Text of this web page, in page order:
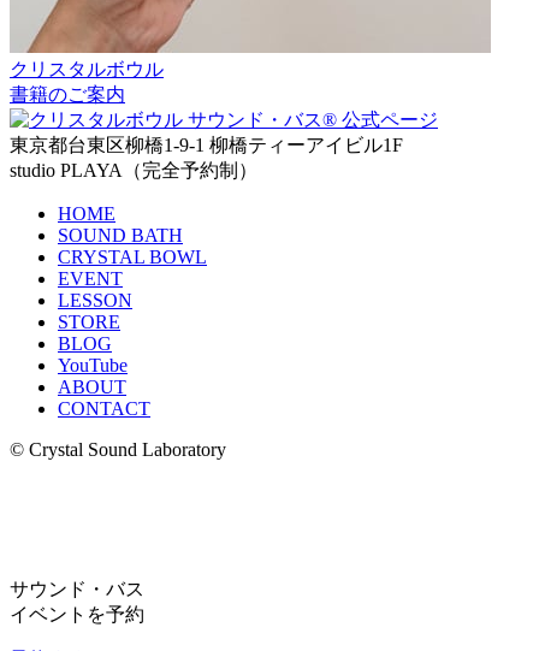
クリスタルボウル
書籍のご案内
東京都台東区柳橋1-9-1 柳橋ティーアイビル1F
studio PLAYA（完全予約制）
HOME
SOUND BATH
CRYSTAL BOWL
EVENT
LESSON
STORE
BLOG
YouTube
ABOUT
CONTACT
© Crystal Sound Laboratory
サウンド・バス
イベントを予約